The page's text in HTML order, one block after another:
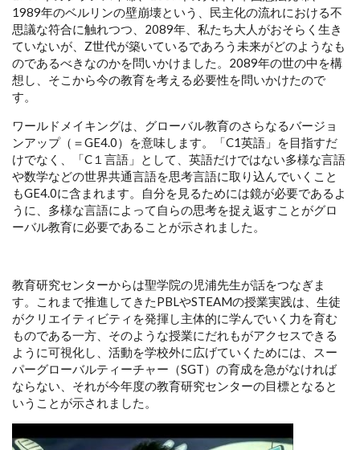
1989年のベルリンの壁崩壊という、民主化の流れにおける不
思議な符合に触れつつ、2089年、私たち大人がおそらく生き
ていないが、Z世代が築いているであろう未来がどのようなも
のであるべきなのかを問いかけました。2089年の世の中を構
想し、そこから今の教育を考える必要性を問いかけたので
す。
ワールドメイキングは、グローバル教育のさらなるバージョ
ンアップ（＝GE4.0）を意味します。「C1英語」を目指すだ
けでなく、「C１言語」として、英語だけではない多様な言語
や数学などの世界共通言語を思考言語に取り込んでいくこと
もGE4.0に含まれます。自分を見るためには鏡が必要であるよ
うに、多様な言語によって自らの思考を捉え返すことがグロ
ーバル教育に必要であることが示されました。
教育研究センターからは聖学院の児浦先生が話をつなぎま
す。これまで推進してきたPBLやSTEAMの授業実践は、生徒
がクリエイティビティを発揮し主体的に学んでいく力を育む
ものである一方、そのような授業にだれもがアクセスできる
ように可視化し、活動を学校外に広げていくためには、スー
パーグローバルティーチャー（SGT）の育成を急がなければ
ならない、それが今年度の教育研究センターの目標となると
いうことが示されました。